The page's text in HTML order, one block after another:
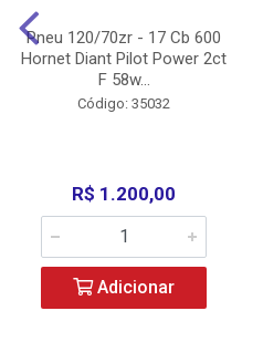
Pneu 120/70zr - 17 Cb 600
Hornet Diant Pilot Power 2ct
F 58w...
Código: 35032
R$ 1.200,00
Adicionar